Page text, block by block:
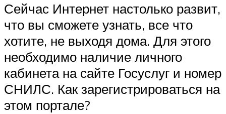
Сейчас Интернет настолько развит,
что вы сможете узнать, все что
хотите, не выходя дома. Для этого
необходимо наличие личного
кабинета на сайте Госуслуг и номер
СНИЛС. Как зарегистрироваться на
этом портале?